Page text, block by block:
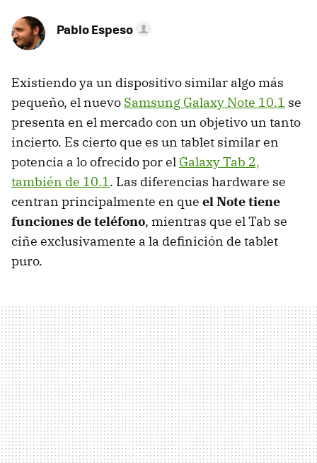
Pablo Espeso
Existiendo ya un dispositivo similar algo más
pequeño, el nuevo Samsung Galaxy Note 10.1 se
presenta en el mercado con un objetivo un tanto
incierto. Es cierto que es un tablet similar en
potencia a lo ofrecido por el Galaxy Tab 2,
también de 10.1. Las diferencias hardware se
centran principalmente en que el Note tiene
funciones de teléfono, mientras que el Tab se
ciñe exclusivamente a la definición de tablet
puro.